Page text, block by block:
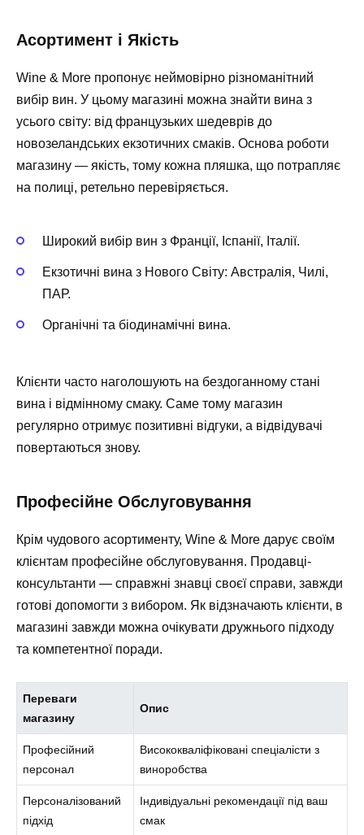
Асортимент і Якість
Wine & More пропонує неймовірно різноманітний
вибір вин. У цьому магазині можна знайти вина з
усього світу: від французьких шедеврів до
новозеландських екзотичних смаків. Основа роботи
магазину — якість, тому кожна пляшка, що потрапляє
на полиці, ретельно перевіряється.
Широкий вибір вин з Франції, Іспанії, Італії.
Екзотичні вина з Нового Світу: Австралія, Чилі,
ПАР.
Органічні та біодинамічні вина.
Клієнти часто наголошують на бездоганному стані
вина і відмінному смаку. Саме тому магазин
регулярно отримує позитивні відгуки, а відвідувачі
повертаються знову.
Професійне Обслуговування
Крім чудового асортименту, Wine & More дарує своїм
клієнтам професійне обслуговування. Продавці-
консультанти — справжні знавці своєї справи, завжди
готові допомогти з вибором. Як відзначають клієнти, в
магазині завжди можна очікувати дружнього підходу
та компетентної поради.
Переваги
магазину
Опис
Професійний
персонал
Висококваліфіковані спеціалісти з
виноробства
Персоналізований
підхід
Індивідуальні рекомендації під ваш
смак